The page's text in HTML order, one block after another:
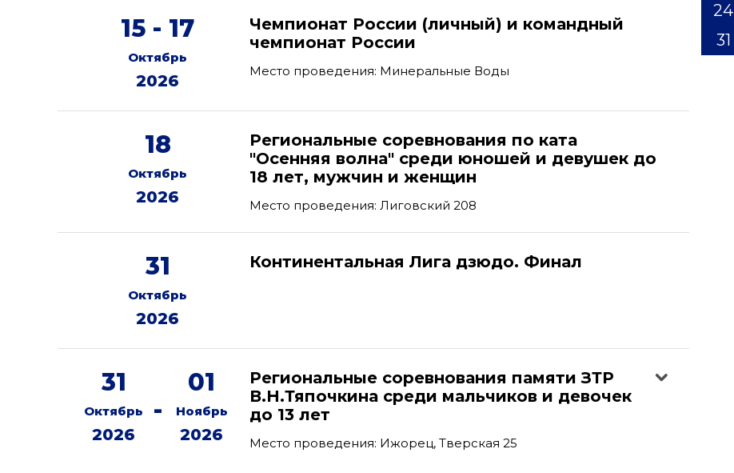
15 - 17
Октябрь
2026
Чемпионат России (личный) и командный
чемпионат России
Место проведения: Минеральные Воды
18
Октябрь
2026
Региональные соревнования по ката
"Осенняя волна" среди юношей и девушек до
18 лет, мужчин и женщин
Место проведения: Лиговский 208
31
Октябрь
2026
Континентальная Лига дзюдо. Финал
31
Октябрь
2026
-
01
Ноябрь
2026
Региональные соревнования памяти ЗТР
В.Н.Тяпочкина среди мальчиков и девочек
до 13 лет
Место проведения: Ижорец, Тверская 25
24
31